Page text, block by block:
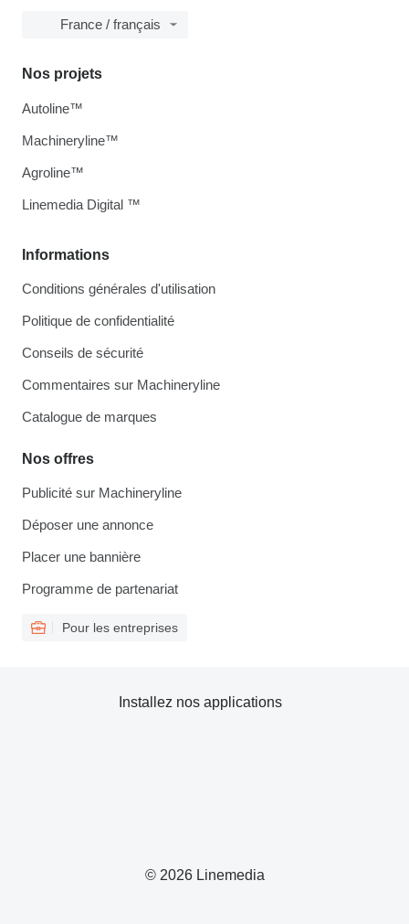
France / français
Informations
Conditions générales d'utilisation
Politique de confidentialité
Conseils de sécurité
Commentaires sur Machineryline
Catalogue de marques
Nos offres
Publicité sur Machineryline
Déposer une annonce
Placer une bannière
Programme de partenariat
Pour les entreprises
Nos projets
Autoline™
Machineryline™
Agroline™
Linemedia Digital ™
© 2026 Linemedia
Installez nos applications